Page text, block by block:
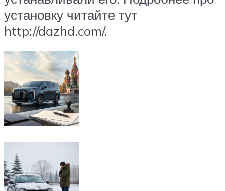
установку читайте тут
http://dazhd.com/.